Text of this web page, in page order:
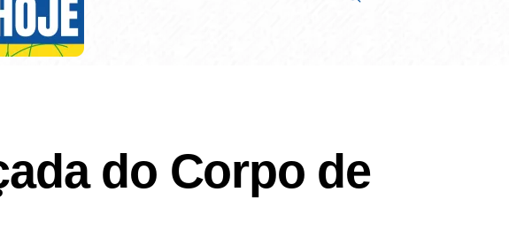
do Corpo de